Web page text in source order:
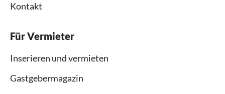
Kontakt
Für Vermieter
Inserieren und vermieten
Gastgebermagazin